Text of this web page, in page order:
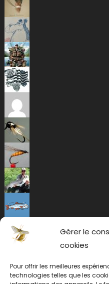
Gérer le
cookies
Pour offrir les meilleures
technologies telles que les